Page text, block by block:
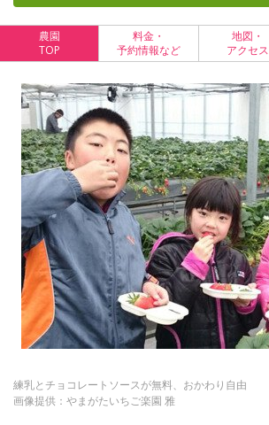
農園
TOP
料金・
予約情報など
地図・
アクセス
練乳とチョコレートソースが無料、おかわり自由
画像提供：やまがたいちご楽園 雅